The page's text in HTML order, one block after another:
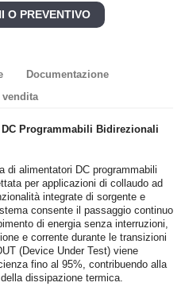
O PREVENTIVO
Documentazione
DC Programmabili Bidirezionali
di alimentatori DC programmabili
per applicazioni di collaudo ad
integrate di sorgente e
consente il passaggio continuo
di energia senza interruzioni,
e corrente durante le transizioni
(Device Under Test) viene
fino al 95%, contribuendo alla
dissipazione termica.